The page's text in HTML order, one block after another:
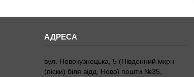
вул. Новокузнецька, 5 (Південний мкрн
(піски) біля відд. Нової пошти №35,